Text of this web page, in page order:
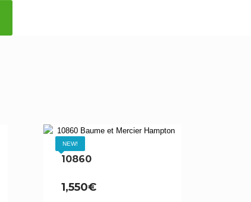
NEW!
10860
1,550€